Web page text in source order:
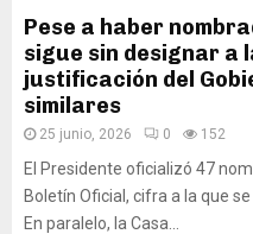
Pese a haber
sigue sin designar a
justificación del
similares
25 junio, 2026 0 152
El Presidente oficializó 47
Boletín Oficial, cifra a la que
En paralelo, la Casa...